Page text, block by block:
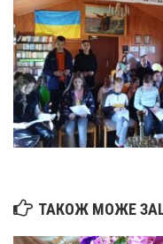
Вознесіння
Пророка Іллі
Різдва
Св. Апостола
Св. Миколая
ТАКОЖ МОЖЕ